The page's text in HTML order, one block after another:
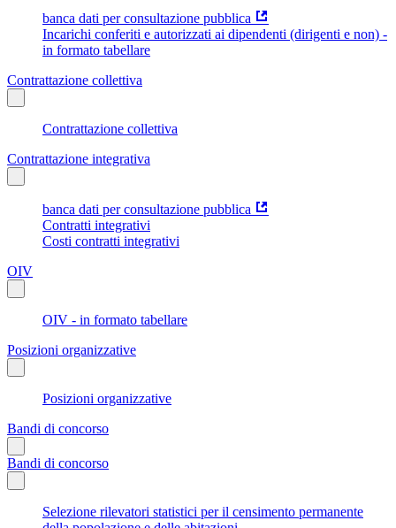
banca dati per consultazione pubblica
Incarichi conferiti e autorizzati ai dipendenti (dirigenti e non) -
in formato tabellare
Contrattazione collettiva
Contrattazione collettiva
Contrattazione integrativa
banca dati per consultazione pubblica
Contratti integrativi
Costi contratti integrativi
OIV
OIV - in formato tabellare
Posizioni organizzative
Posizioni organizzative
Bandi di concorso
Bandi di concorso
Selezione rilevatori statistici per il censimento permanente